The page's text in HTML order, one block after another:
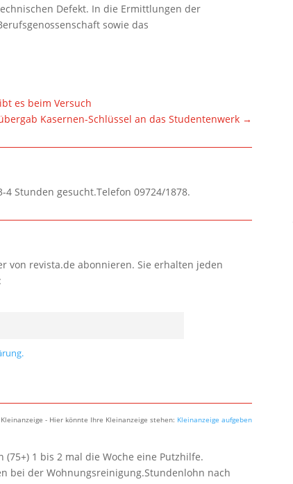
Defekt. In die Ermittlungen der
sowie das
es beim Versuch
Kasernen-Schlüssel an das Studentenwerk →
Stunden gesucht.Telefon 09724/1878.
von revista.de abonnieren. Sie erhalten jeden
Kleinanzeige - Hier könnte Ihre Kleinanzeige stehen: Kleinanzeige aufgeben
1 bis 2 mal die Woche eine Putzhilfe.
bei der Wohnungsreinigung.Stundenlohn nach